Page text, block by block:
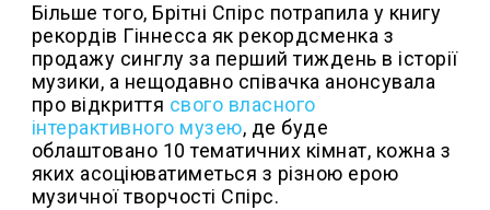
Більше того, Брітні Спірс потрапила у книгу
рекордів Гіннесса як рекордсменка з
продажу синглу за перший тиждень в історії
музики, а нещодавно співачка анонсувала
про відкриття свого власного
інтерактивного музею, де буде
облаштовано 10 тематичних кімнат, кожна з
яких асоціюватиметься з різною ерою
музичної творчості Спірс.